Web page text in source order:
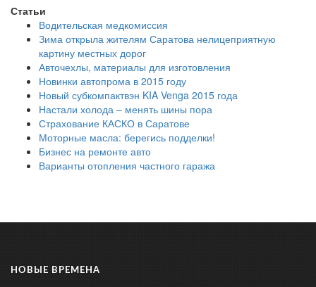
Статьи
Водительская медкомиссия
Зима открыла жителям Саратова нелицеприятную
картину местных дорог
Авточехлы, материалы для изготовления
Новинки автопрома в 2015 году
Новый субкомпактвэн KIA Venga 2015 года
Настали холода – менять шины пора
Страхование КАСКО в Саратове
Моторные масла: берегись подделки!
Бизнес на ремонте авто
Варианты отопления частного гаража
НОВЫЕ ВРЕМЕНА